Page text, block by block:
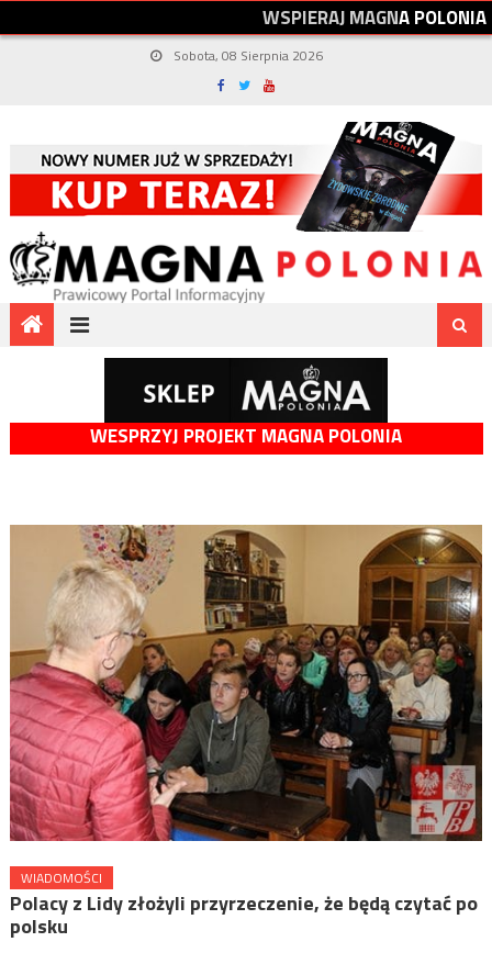
WSPIERAJMAGNAPOLONIA
Sobota, 08 Sierpnia 2026
WESPRZYJ PROJEKT MAGNA POLONIA
WIADOMOŚCI
Polacy z Lidy złożyli przyrzeczenie, że będą czytać po
polsku